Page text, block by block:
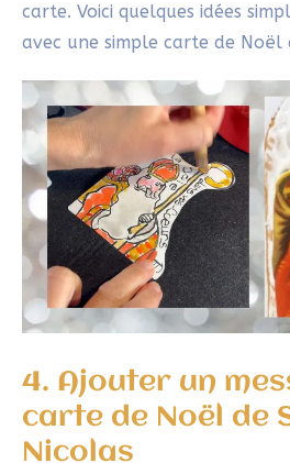
Trouver les mots
Ton message peut être
Saint-Nicolas ou par l’esprit
d’année.
Attention : le texte doit être
pouvoir être écrit
Voici quelques idées :
En lien avec Saint-
« Saint-Nicolas
Un message de Noël
« Plein de lumière et